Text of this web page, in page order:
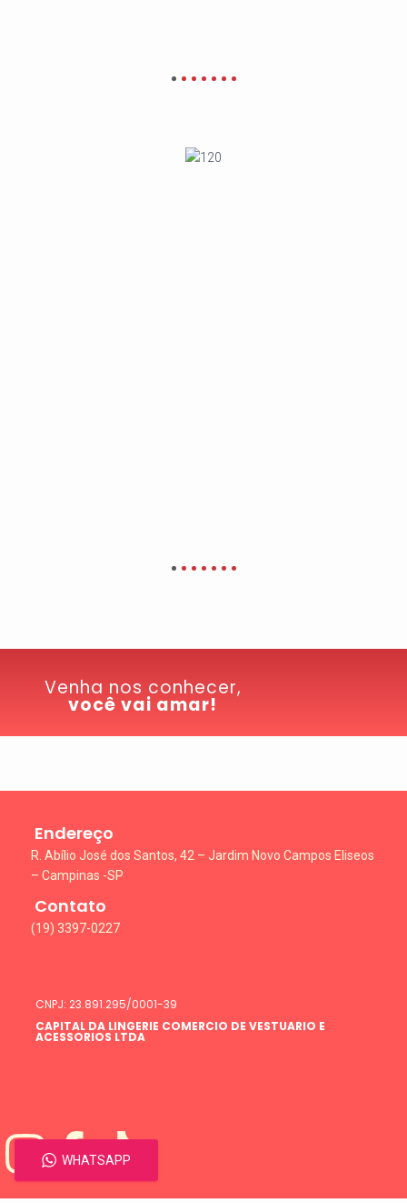
Venha nos conhecer,
você vai amar!
Endereço
R. Abílio José dos Santos, 42 – Jardim Novo Campos Eliseos
– Campinas -SP
Contato
(19) 3397-0227
CNPJ: 23.891.295/0001-39
CAPITAL DA LINGERIE COMERCIO DE VESTUARIO E
ACESSORIOS LTDA
WHATSAPP